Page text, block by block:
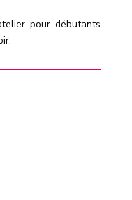
pour débutants